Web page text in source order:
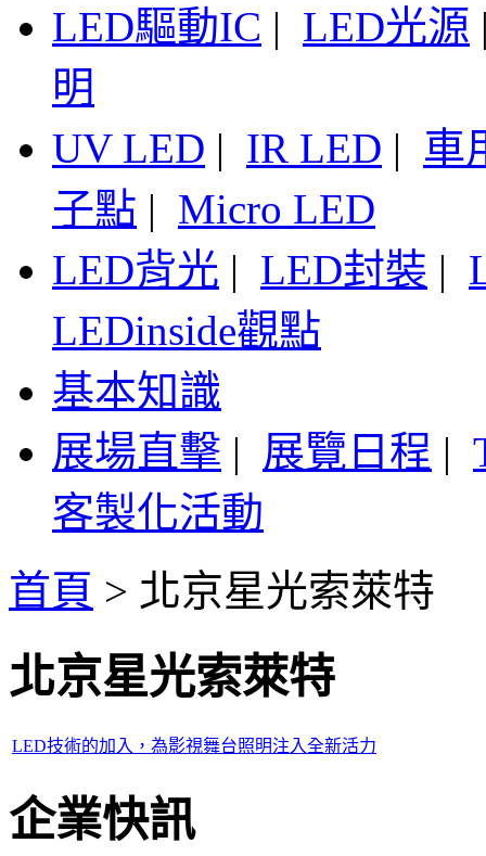
LED驅動IC | LED光源
明
UV LED | IR LED | 車
子點 | Micro LED
LED背光 | LED封裝 |
LEDinside觀點
基本知識
展場直擊 | 展覽日程 |
客製化活動
首頁 > 北京星光索萊特
北京星光索萊特
LED技術的加入，為影視舞台照明注入全新活力
企業快訊